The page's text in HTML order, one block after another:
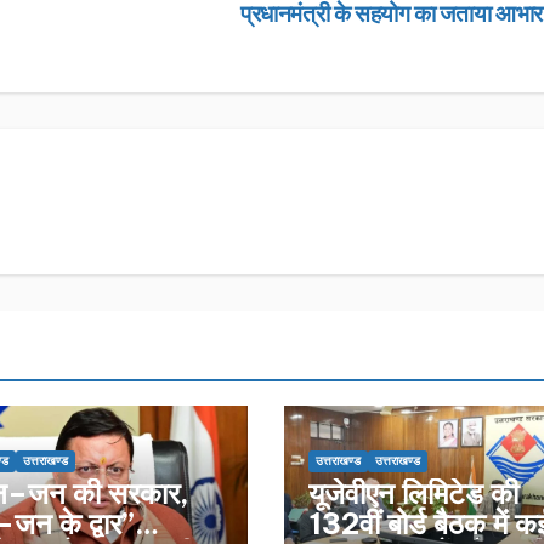
प्रधानमंत्री के सहयोग का जताया आभार
उत्तराखण्ड
की सरकार,
के द्वार”
उत्तराखण्ड उत्तराखण्ड
यूजेवीएन लिमिटेड की
132वीं बोर्ड बैठक में